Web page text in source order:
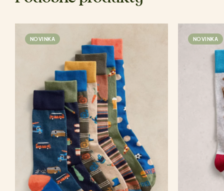
NOVINKA NOVINKA